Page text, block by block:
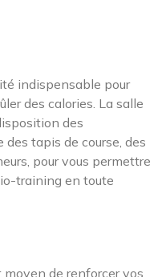
indispensable pour
des calories. La salle
des
tapis de course, des
pour vous permettre
training en toute
de renforcer vos